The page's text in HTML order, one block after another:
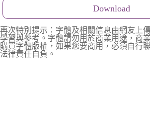
Download
再次特別提示：字體及相關信息由網友上
學習與參考。字體請勿用於商業用途，商
購買字體版權，如果您要商用，必須自行
法律責任自負。